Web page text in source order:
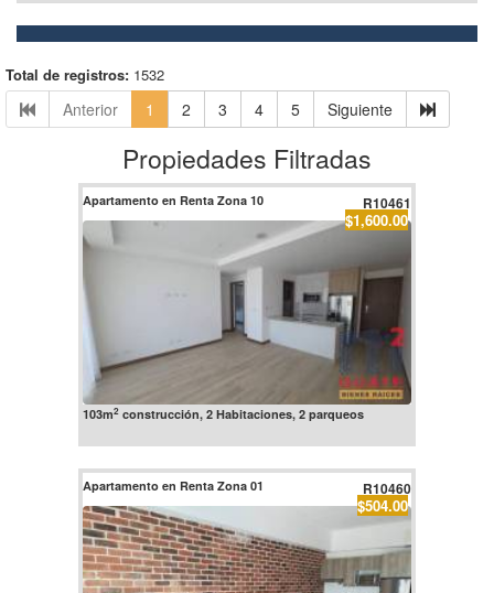
Total de registros: 1532
Anterior 1 2 3 4 5 Siguiente
Propiedades Filtradas
Apartamento en Renta Zona 10 R10461
$1,600.00
103m2construcción, 2 Habitaciones, 2 parqueos
Apartamento en Renta Zona 01 R10460
$504.00